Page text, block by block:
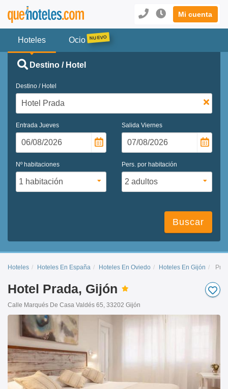
Mi cuenta
Hoteles Ocio
Destino / Hotel
Destino / Hotel
Entrada Jueves Salida Viernes
Nº habitaciones Pers. por habitación
Buscar
Hoteles Hoteles En España Hoteles En Oviedo Hoteles En Gijón
Hotel Prada, Gijón
Calle Marqués De Casa Valdés 65, 33202 Gijón